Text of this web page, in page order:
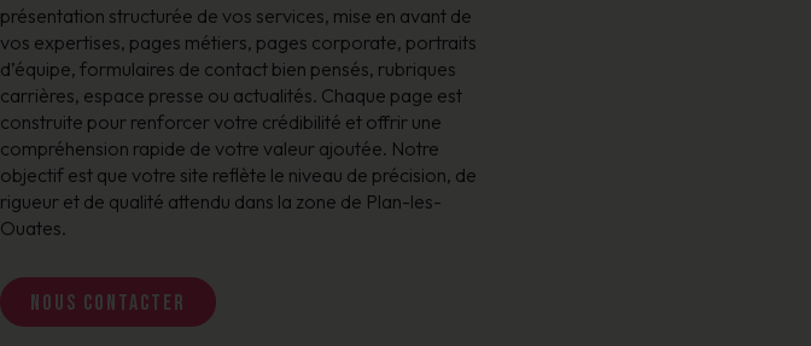
présentation structurée de vos services, mise en avant de
vos expertises, pages métiers, pages corporate, portraits
d’équipe, formulaires de contact bien pensés, rubriques
carrières, espace presse ou actualités. Chaque page est
construite pour renforcer votre crédibilité et offrir une
compréhension rapide de votre valeur ajoutée. Notre
objectif est que votre site reflète le niveau de précision, de
rigueur et de qualité attendu dans la zone de Plan-les-
Ouates.
Nous contacter